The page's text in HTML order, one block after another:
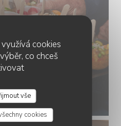
cookies
co chceš
vše
cookies